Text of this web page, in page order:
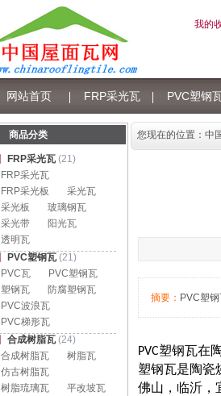
网站首页 FRP采光瓦 PVC塑钢
树脂瓦积分
我的
您现在的位置： 中
摘要： PVC塑
PVC塑钢瓦在
塑钢瓦是陶瓷
佛山，临沂，
商品分类
FRP采光瓦 (21)
FRP采光瓦
FRP采光板
采光瓦
采光板
玻璃钢瓦
采光带
阳光瓦
透明瓦
PVC塑钢瓦 (21)
PVC瓦
PVC塑钢瓦
塑钢瓦
防腐塑钢瓦
PVC波浪瓦
PVC梯形瓦
合成树脂瓦 (24)
合成树脂瓦
树脂瓦
仿古树脂瓦
树脂琉璃瓦
平改坡瓦